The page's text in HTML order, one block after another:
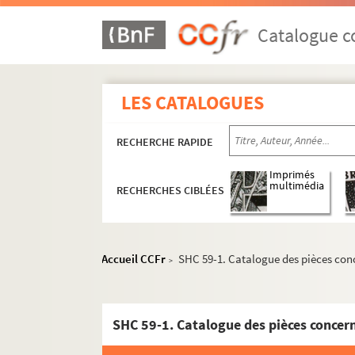
Catalogue
LES CATALOGUES
RECHERCHE RAPIDE
RECHERCHES CIBLÉES
Imprimés
multimédia
Accueil CCFr > SHC 59-1. Catalogue des pièces
SHC 59-1. Catalogue des pièces
SHC 36-3. Actes émanant de la prévôté de
SHC 36-4. Actes émanant de la prévôté de
SHC 36-6. Visiteurs jurés en la juridiction de
SHC 36-7. Actes émanant de la prévôté
SHC 36-8. Actes émanant de la prévôté de
SHC 36-9. Actes de tabellionage de Senlis
SHC 37. Archives : baillages, justice
SHC 38. Procès et pièces de procédures
SHC 42. Dossiers de pièces diverses
SHC 43. Liasse factice